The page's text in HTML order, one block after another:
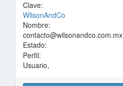
Clave:
WilsonAndCo
Nombre:
contacto@wilsonandco.com.mx
Estado:
Perfil:
Usuario,